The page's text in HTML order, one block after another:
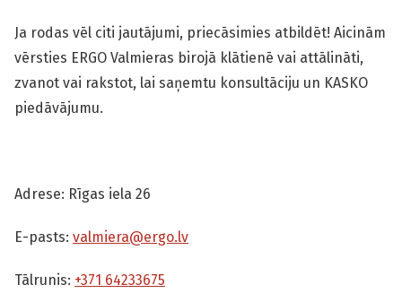
Ja rodas vēl citi jautājumi, priecāsimies atbildēt! Aicinām
vērsties ERGO Valmieras birojā klātienē vai attālināti,
zvanot vai rakstot, lai saņemtu konsultāciju un KASKO
piedāvājumu.
Adrese: Rīgas iela 26
E-pasts: valmiera@ergo.lv
Tālrunis: +371 64233675